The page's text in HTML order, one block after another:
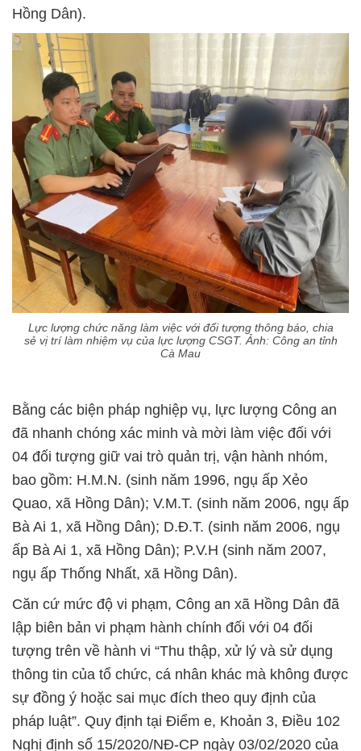
Hồng Dân).
Lực lượng chức năng làm việc với đối tượng thông báo, chia
sẻ vị trí làm nhiệm vụ của lực lượng CSGT. Ảnh: Công an tỉnh
Cà Mau
Bằng các biện pháp nghiệp vụ, lực lượng Công an
đã nhanh chóng xác minh và mời làm việc đối với
04 đối tượng giữ vai trò quản trị, vận hành nhóm,
bao gồm: H.M.N. (sinh năm 1996, ngụ ấp Xẻo
Quao, xã Hồng Dân); V.M.T. (sinh năm 2006, ngụ ấp
Bà Ai 1, xã Hồng Dân); D.Đ.T. (sinh năm 2006, ngụ
ấp Bà Ai 1, xã Hồng Dân); P.V.H (sinh năm 2007,
ngụ ấp Thống Nhất, xã Hồng Dân).
Căn cứ mức độ vi phạm, Công an xã Hồng Dân đã
lập biên bản vi phạm hành chính đối với 04 đối
tượng trên về hành vi “Thu thập, xử lý và sử dụng
thông tin của tổ chức, cá nhân khác mà không được
sự đồng ý hoặc sai mục đích theo quy định của
pháp luật”. Quy định tại Điểm e, Khoản 3, Điều 102
Nghị định số 15/2020/NĐ-CP ngày 03/02/2020 của